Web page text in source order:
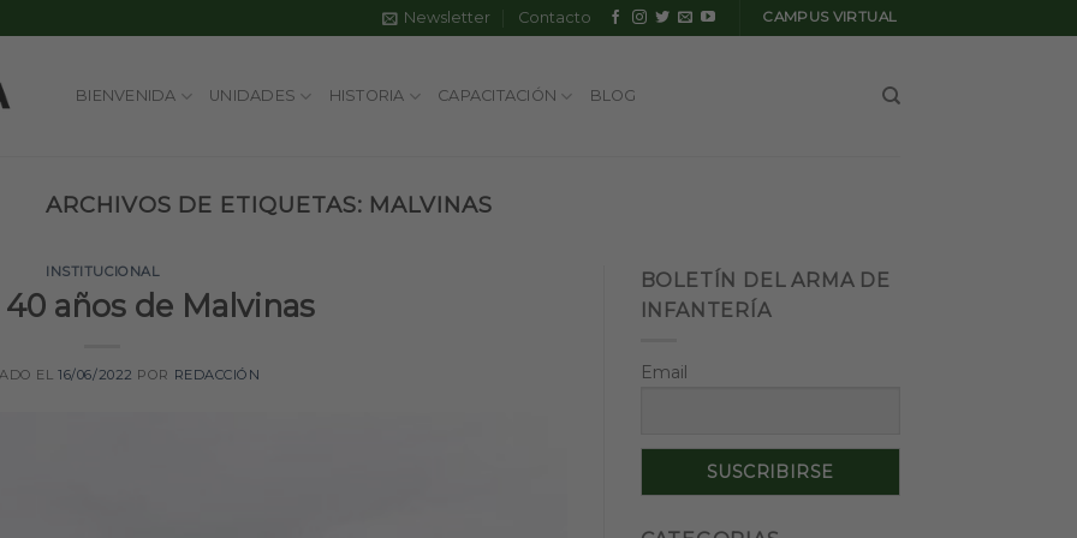
Newsletter Contacto CAMPUS VIRTUAL
BIENVENIDA UNIDADES HISTORIA CAPACITACIÓN BLOG
ARCHIVOS DE ETIQUETAS: MALVINAS
INSTITUCIONAL
años de Malvinas
EL16/06/2022 POR REDACCIÓN
BOLETÍN DEL ARMA DE
INFANTERÍA
Email